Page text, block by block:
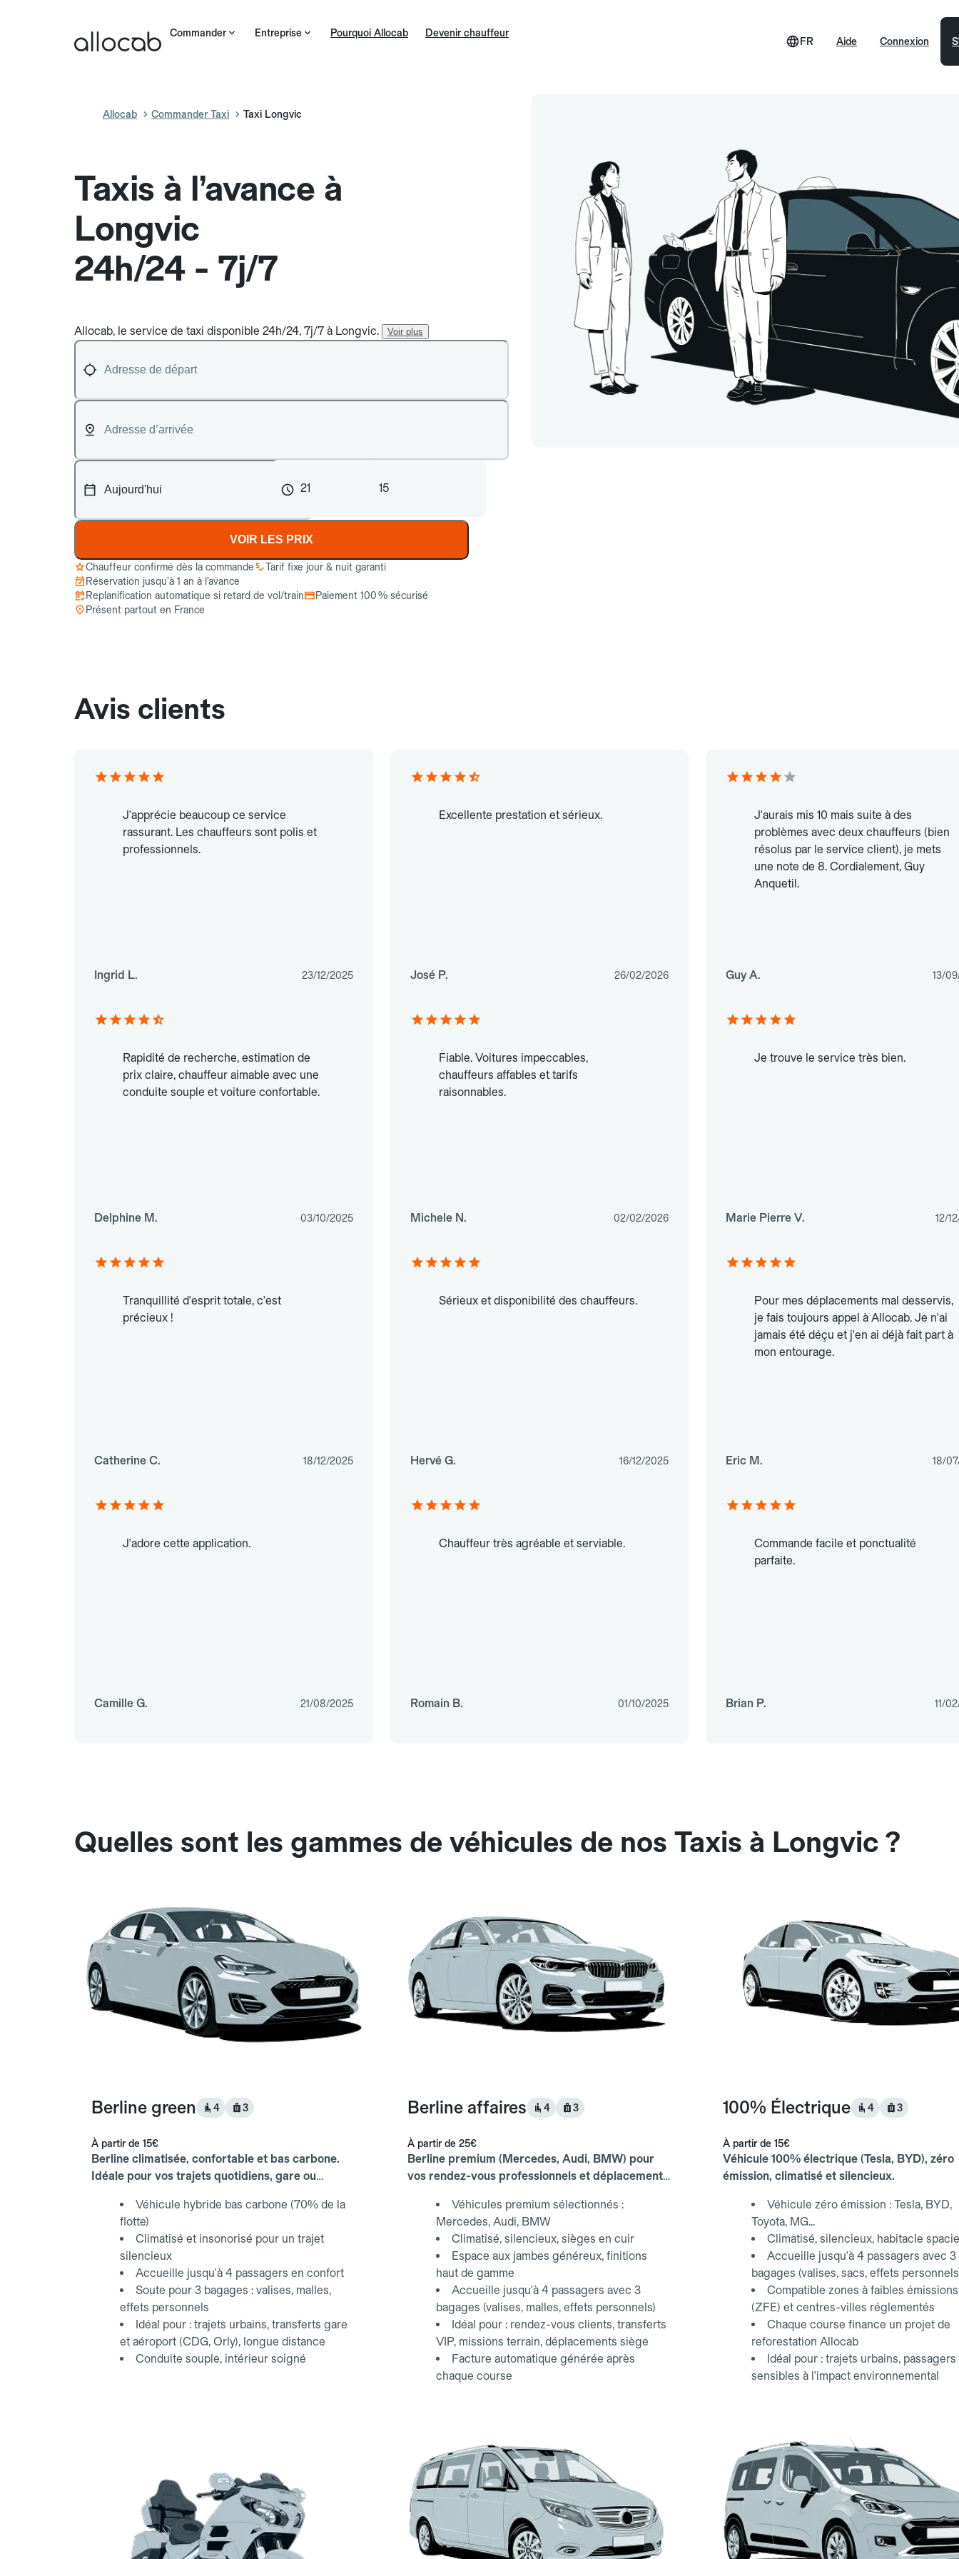
Commander Entreprise Pourquoi Allocab Devenir chauffeur
Aide
FR Connexion
Allocab Commander Taxi Taxi Longvic
Taxis à l’avance à
Longvic
24h/24 - 7j/7
Allocab, le service de taxi disponible 24h/24, 7j/7 à Longvic. Voir plus
21 15
VOIR LES PRIX
Chauffeur confirmé dès la commande
Tarif fixe jour & nuit garanti
Réservation jusqu’à 1 an à l’avance
Replanification automatique si retard de vol/train
Paiement 100 % sécurisé
Présent partout en France
Avis clients
J'apprécie beaucoup ce service
rassurant. Les chauffeurs sont polis et
professionnels.
Ingrid L. 23/12/2025
Excellente prestation et sérieux.
José P. 26/02/2026
J'aurais mis 10 mais suite à des
problèmes avec deux chauffeurs (bien
résolus par le service client), je mets
une note de 8. Cordialement, Guy
Anquetil.
Guy A. 13/
Rapidité de recherche, estimation de
prix claire, chauffeur aimable avec une
conduite souple et voiture confortable.
Delphine M. 03/10/2025
Fiable. Voitures impeccables,
chauffeurs affables et tarifs
raisonnables.
Michele N. 02/02/2026
Je trouve le service très bien.
Marie Pierre V. 12/
Tranquillité d'esprit totale, c'est
précieux !
Catherine C. 18/12/2025
Sérieux et disponibilité des chauffeurs.
Hervé G. 16/12/2025
Pour mes déplacements mal desservis,
je fais toujours appel à Allocab. Je n'ai
jamais été déçu et j'en ai déjà fait part à
mon entourage.
Eric M. 18/
J'adore cette application.
Camille G. 21/08/2025
Chauffeur très agréable et serviable.
Romain B. 01/10/2025
Commande facile et ponctualité
parfaite.
Brian P. 11/
Quelles sont les gammes de véhicules de nos Taxis à Longvic ?
Berline green 4 3
À partir de 15€
Berline climatisée, confortable et bas carbone.
Idéale pour vos trajets quotidiens, gare ou
Véhicule hybride bas carbone (70% de la
flotte)
Climatisé et insonorisé pour un trajet
silencieux
Accueille jusqu'à 4 passagers en confort
Soute pour 3 bagages : valises, malles,
effets personnels
Idéal pour : trajets urbains, transferts gare
et aéroport (CDG, Orly), longue distance
Conduite souple, intérieur soigné
Berline affaires 4 3
À partir de 25€
Berline premium (Mercedes, Audi, BMW) pour
vos rendez-vous professionnels et déplacements
Véhicules premium sélectionnés :
Mercedes, Audi, BMW
Climatisé, silencieux, sièges en cuir
Espace aux jambes généreux, finitions
haut de gamme
Accueille jusqu'à 4 passagers avec 3
bagages (valises, malles, effets personnels)
Idéal pour : rendez-vous clients, transferts
VIP, missions terrain, déplacements siège
Facture automatique générée après
chaque course
100% Électrique 4 3
À partir de 15€
Véhicule 100% électrique (Tesla, BYD), zéro
émission, climatisé et silencieux.
Véhicule zéro émission : Tesla, BYD,
Toyota, MG...
Climatisé, silencieux, habitacle
Accueille jusqu'à 4 passagers avec 3
bagages (valises, sacs, effets
Compatible zones à faibles émissions
(ZFE) et centres-villes réglementés
Chaque course finance un projet de
reforestation Allocab
Idéal pour : trajets urbains, passagers
sensibles à l'impact environnemental